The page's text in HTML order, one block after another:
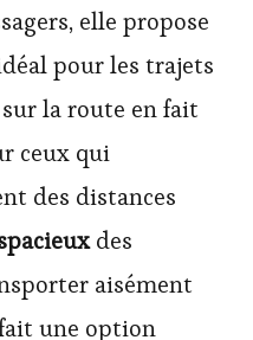
elle propose
pour les trajets
sur la route en fait
ceux qui
des distances
des
aisément
une option